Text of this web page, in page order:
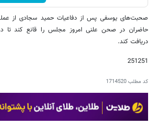
صحبت‌های یوسفی پس از دفاعیات حمید سجادی از
حاضران در صحن علنی امروز مجلس را قانع کند تا
دریافت کند.
251251
کد مطلب1714520